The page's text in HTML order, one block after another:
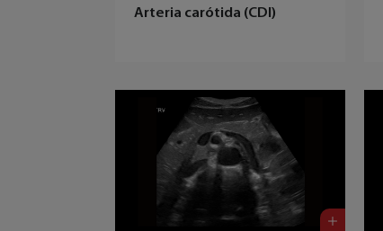
Arteria carótida (CDI)